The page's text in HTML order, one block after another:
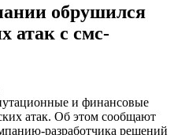
обрушился
атак с смс-
и финансовые
атак. Об этом сообщают
разработчика решений